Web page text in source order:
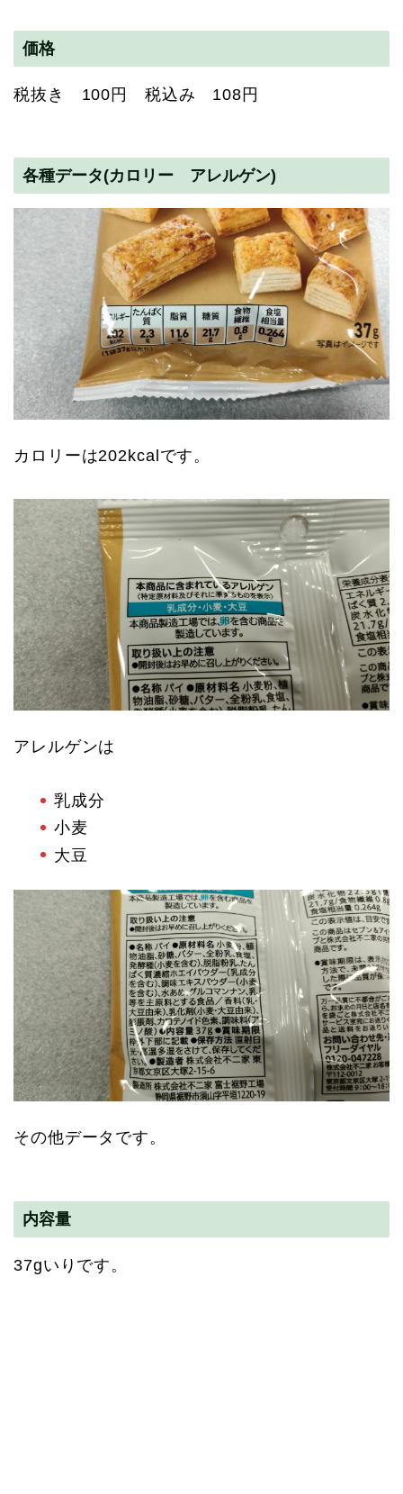
価格
税抜き 100円 税込み 108円
各種データ(カロリー アレルゲン)
カロリーは202kcalです。
アレルゲンは
乳成分
小麦
大豆
その他データです。
内容量
37gいりです。